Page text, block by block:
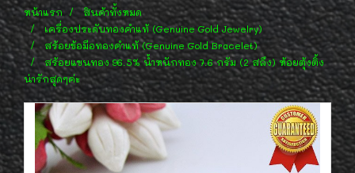
หน้าแรก
สินค้าทั้งหมด
เครื่องประดับทองคำแท้ (Genuine Gold Jewelry)
สร้อยข้อมือทองคำแท้ (Genuine Gold Bracelet)
สร้อยแขนทอง 96.5% น้ำหนักทอง 7.6 กรัม (2 สลึง) ห้อยตุ้งติ้ง
น่ารักสุดๆค่ะ